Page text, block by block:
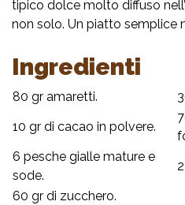
tipico dolce molto diffuso
non solo. Un piatto semplice
Ingredienti
80 gr amaretti.
10 gr di cacao in polvere.
6 pesche gialle mature e
sode.
60 gr di zucchero.